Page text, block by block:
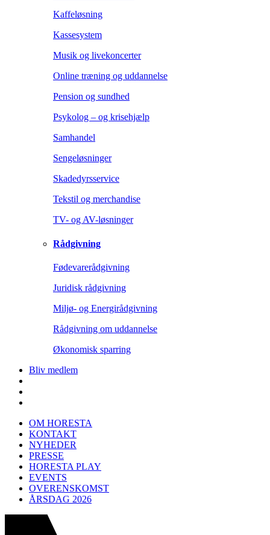
Kaffeløsning
Kassesystem
Musik og livekoncerter
Online træning og uddannelse
Pension og sundhed
Psykolog – og krisehjælp
Samhandel
Sengeløsninger
Skadedyrsservice
Tekstil og merchandise
TV- og AV-løsninger
Rådgivning
Fødevarerådgivning
Juridisk rådgivning
Miljø- og Energirådgivning
Rådgivning om uddannelse
Økonomisk sparring
Bliv medlem
OM HORESTA
KONTAKT
NYHEDER
PRESSE
HORESTA PLAY
EVENTS
OVERENSKOMST
ÅRSDAG 2026